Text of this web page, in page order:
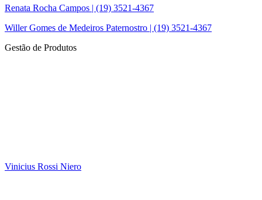
Renata Rocha Campos | (19) 3521-4367
Willer Gomes de Medeiros Paternostro | (19) 3521-4367
Gestão de Produtos
Vinicius Rossi Niero